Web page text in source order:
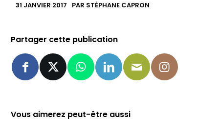
31 JANVIER 2017 PAR STÉPHANE CAPRON
Partager cette publication
Vous aimerez peut-être aussi